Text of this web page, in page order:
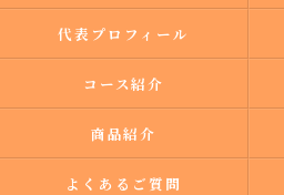
代表プロフィール
コース紹介
商品紹介
よくあるご質問